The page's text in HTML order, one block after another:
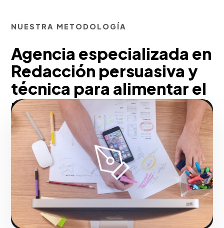
NUESTRA METODOLOGÍA
Agencia especializada en
Redacción persuasiva y
técnica para alimentar el
marketing de contenidos
para Santo Domingo
En nuestra agencia, educamos a tu
prospecto para que compre más rápido.
Proveer información técnica detallada a
través de blogs o publirreportajes ancla
tu compañía como experta de la